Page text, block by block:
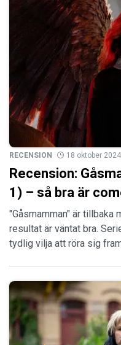
RECENSION 18 oktober 2024
Recension:
1) – så bra är
"Gåsmamman" är tillbaka
resultat är väntat bra.
tydlig vilja att röra sig